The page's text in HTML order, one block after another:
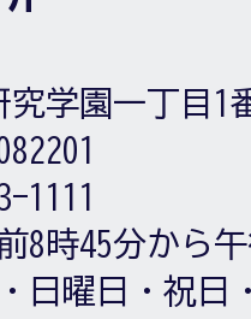
学園一丁目1
1111
8時45分から
日曜日・祝日